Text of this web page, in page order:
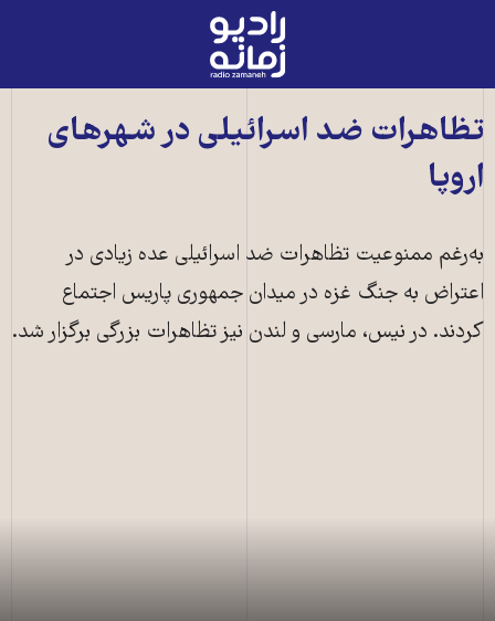
رادیو
زمانه
صفحه
تظاهرات ضد اسرائیلی در شهرهای
اروپا
به‌رغم ممنوعیت تظاهرات ضد اسرائیلی عده زیادی در
اعتراض به جنگ غزه در میدان جمهوری پاریس اجتماع
کردند. در نیس، مارسی و لندن نیز تظاهرات بزرگی برگزار شد.